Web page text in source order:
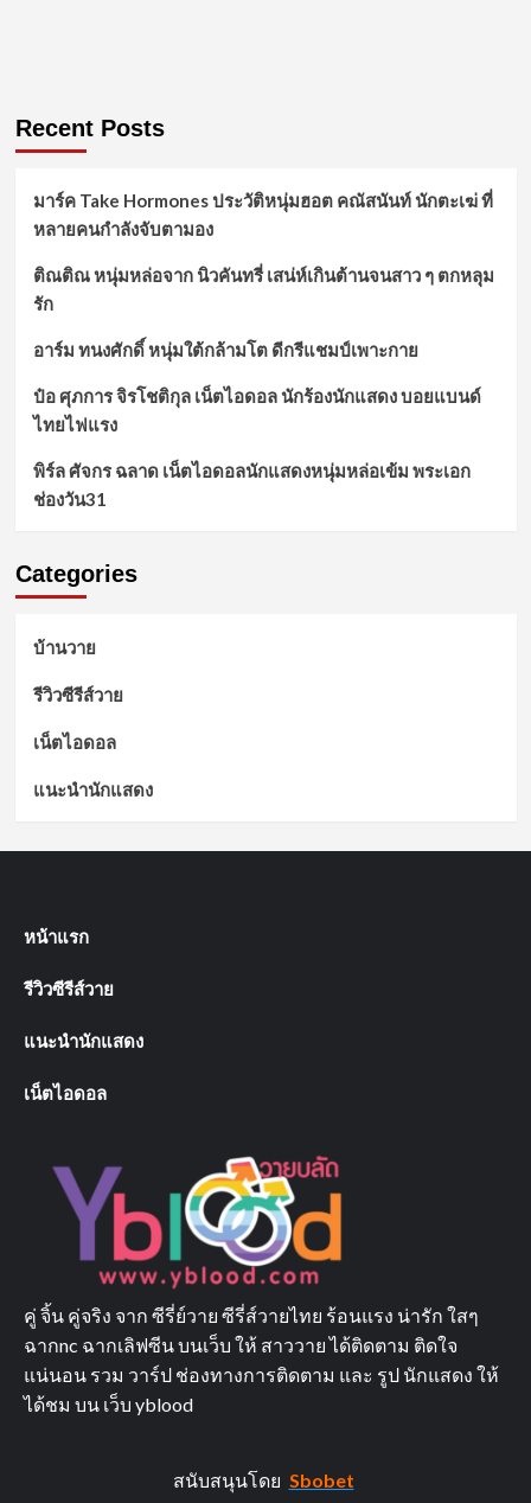
Recent Posts
มาร์ค Take Hormones ประวัติหนุ่มฮอต คณัสนันท์ นักตะเฆ่ ที่
หลายคนกำลังจับตามอง
ติณติณ หนุ่มหล่อจาก นิวคันทรี่ เสน่ห์เกินต้านจนสาว ๆ ตกหลุม
รัก
อาร์ม ทนงศักดิ์ หนุ่มใต้กล้ามโต ดีกรีแชมป์เพาะกาย
ป๋อ ศุภการ จิรโชติกุล เน็ตไอดอล นักร้องนักแสดง บอยแบนด์
ไทยไฟแรง
พิร์ล ศัจกร ฉลาด เน็ตไอดอลนักแสดงหนุ่มหล่อเข้ม พระเอก
ช่องวัน31
Categories
บ้านวาย
รีวิวซีรีส์วาย
เน็ตไอดอล
แนะนำนักแสดง
หน้าแรก
รีวิวซีรีส์วาย
แนะนำนักแสดง
เน็ตไอดอล
คู่ จิ้น คู่จริง จาก ซีรี่ย์วาย ซีรี่ส์วายไทย ร้อนแรง น่ารัก ใสๆ
ฉากnc ฉากเลิฟซีน บนเว็บ ให้ สาววาย ได้ติดตาม ติดใจ
แน่นอน รวม วาร์ป ช่องทางการติดตาม และ รูป นักแสดง ให้
ได้ชม บน เว็บ yblood
สนับสนุนโดย Sbobet